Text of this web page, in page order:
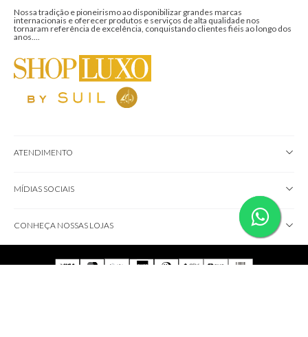
Nossa tradição e pioneirismo ao disponibilizar grandes marcas
internacionais e oferecer produtos e serviços de alta qualidade nos
tornaram referência de excelência, conquistando clientes fiéis ao longo dos
anos....
ATENDIMENTO
MÍDIAS SOCIAIS
CONHEÇA NOSSAS LOJAS